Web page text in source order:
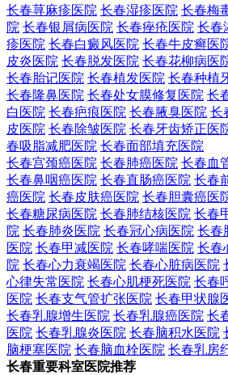
长春荨麻疹医院 长春湿疹医院 长春梅
院 长春银屑病医院 长春痤疮医院 长春
疹医院 长春白癜风医院 长春牛皮癣医
皮炎医院 长春脱发医院 长春花柳病医
长春胎记医院 长春植发医院 长春种植
长春隆鼻医院 长春处女膜修复医院 长
白医院 长春疤痕医院 长春腋臭医院 长
皮医院 长春除皱医院 长春牙齿矫正医
春吸脂减肥医院 长春面部填充医院
长春宫颈癌医院 长春肺癌医院 长春血
长春鼻咽癌医院 长春直肠癌医院 长春
癌医院 长春皮肤癌医院 长春胆囊癌医
长春糖尿病医院 长春肺结核医院 长春
院 长春肺炎医院 长春冠心病医院 长春
医院 长春甲减医院 长春哮喘医院 长春
院 长春心力衰竭医院 长春心脏病医院
心律失常医院 长春心肌梗死医院 长春
医院 长春支气管扩张医院 长春甲状腺
长春乳腺增生医院 长春乳腺癌医院 长
医院 长春乳腺炎医院 长春脑积水医院
脑梗塞医院 长春脑血栓医院 长春乳房
长春重要科室医院推荐